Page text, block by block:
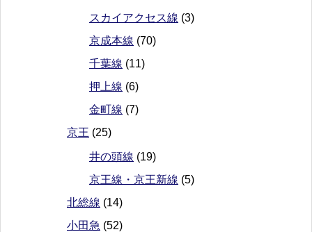
スカイアクセス線 (3)
京成本線 (70)
千葉線 (11)
押上線 (6)
金町線 (7)
京王 (25)
井の頭線 (19)
京王線・京王新線 (5)
北総線 (14)
小田急 (52)